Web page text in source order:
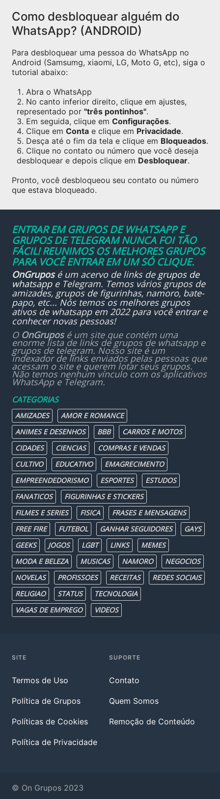
Como desbloquear alguém do
WhatsApp? (ANDROID)
Para desbloquear uma pessoa do WhatsApp no
Android (Samsumg, xiaomi, LG, Moto G, etc), siga o
tutorial abaixo:
Abra o WhatsApp
No canto inferior direito, clique em ajustes,
representado por "três pontinhos".
Em seguida, clique em Configurações.
Clique em Conta e clique em Privacidade.
Desça até o fim da tela e clique em Bloqueados.
Clique no contato ou número que você deseja
desbloquear e depois clique em Desbloquear.
Pronto, você desbloqueou seu contato ou número
que estava bloqueado.
ENTRAR EM GRUPOS DE WHATSAPP E
GRUPOS DE TELEGRAM NUNCA FOI TÃO
FÁCIL! REUNIMOS OS MELHORES GRUPOS
PARA VOCÊ ENTRAR EM UM SÓ CLIQUE.
OnGruposé um acervo de links de grupos de
whatsappe Telegram. Temos vários grupos de
amizades, grupos de figurinhas, namoro, bate-
papo, etc... Nós temos os melhores grupos
ativos de whatsapp em 2022 para você entrar e
conhecer novas pessoas!
O OnGruposé um site que contém uma
enorme lista de links de grupos de whatsapp e
grupos de telegram. Nosso site é um
indexador de links enviados pelas pessoas que
acessam o site e querem lotar seus grupos.
Não temos nenhum vínculo com os aplicativos
WhatsApp e Telegram.
CATEGORIAS
AMIZADES
AMOR E ROMANCE
ANIMES E DESENHOS
BBB
CARROS E MOTOS
CIDADES
CIENCIAS
COMPRAS E VENDAS
CULTIVO
EDUCATIVO
EMAGRECIMENTO
EMPREENDEDORISMO
ESPORTES
ESTUDOS
FANATICOS
FIGURINHAS E STICKERS
FILMES E SERIES
FISICA
FRASES E MENSAGENS
FREE FIRE
FUTEBOL GANHAR SEGUIDORES
GAYS
GEEKS
JOGOS LGBT LINKS
MEMES
MODA E BELEZA
MUSICAS NAMORO
NEGOCIOS
NOVELAS
PROFISSOES RECEITAS
REDES SOCIAIS
RELIGIAO
STATUS
TECNOLOGIA
VAGAS DE EMPREGO
VIDEOS
SITE
Termos de Uso
Política de Grupos
Políticas de Cookies
Política de Privacidade
SUPORTE
Contato
Quem Somos
Remoção de Conteúdo
© On Grupos 2023